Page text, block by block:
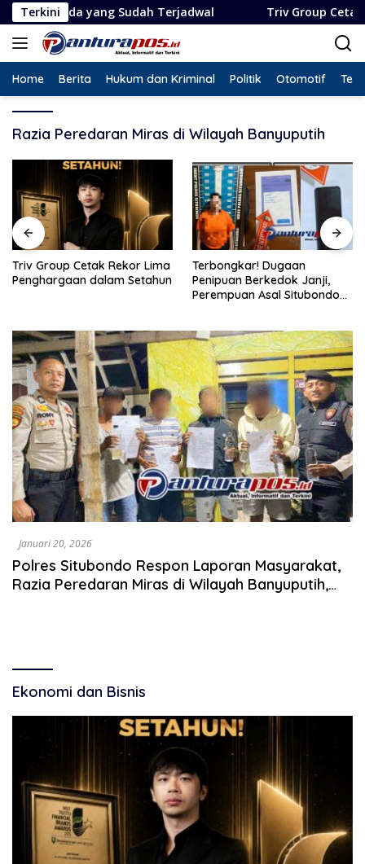
Langsung
ke
konten
Terkini
yang Sudah Terjadwal Triv Group Cetak Rekor
Home Berita Hukum dan Kriminal Politik Otomotif
Razia Peredaran Miras di Wilayah Banyuputih
Triv Group Cetak Rekor Lima
Penghargaan dalam Setahun
Terbongkar! Dugaan
Penipuan Berkedok Janji,
Perempuan Asal Situbondo
Januari 20, 2026
Polres Situbondo Respon Laporan Masyarakat,
Razia Peredaran Miras di Wilayah Banyuputih,
Ekonomi dan Bisnis